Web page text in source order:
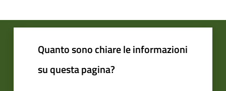
Quanto sono chiare le informazioni
su questa pagina?